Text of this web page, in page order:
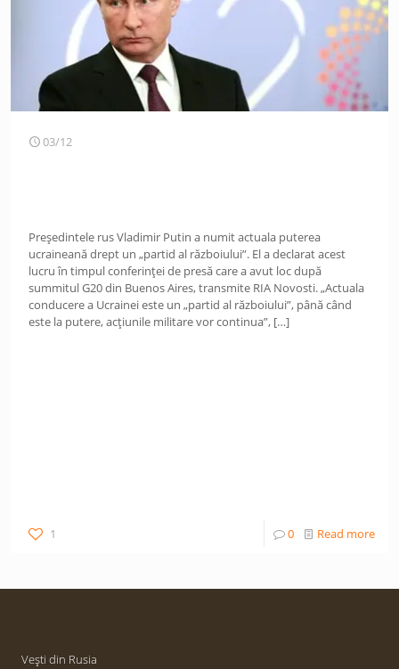
03/12
Președintele rus Vladimir Putin a numit actuala puterea
ucraineană drept un „partid al războiului”. El a declarat acest
lucru în timpul conferinței de presă care a avut loc după
summitul G20 din Buenos Aires, transmite RIA Novosti. „Actuala
conducere a Ucrainei este un „partid al războiului”, până când
este la putere, acțiunile militare vor continua”, […]
1 0 Read more
Vești din Rusia